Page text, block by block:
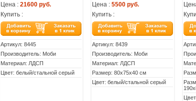
Цена : 21600 руб.
Купить :
Артикул: 8445
Производитель: Моби
Материал: ЛДСП
Цвет: белый/стальной серый
Цена : 5500 руб.
Купить :
Артикул: 8439
Производитель: Моби
Материал: ЛДСП
Размер: 80х75х40 см
Цвет: белый/стальной серый